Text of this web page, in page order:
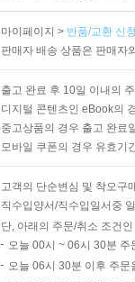
마이페이지 > 반품/교환 신
판매자 배송 상품은 판매자
출고 완료 후 10일 이내의
디지털 콘텐츠인 eBook의
중고상품의 경우 출고 완료
모바일 쿠폰의 경우 유효기
고객의 단순변심 및 착오구
직수입양서/직수입일서중
단, 아래의 주문/취소 조건
오늘 00시 ~ 06시 30분
오늘 06시 30분 이후 주